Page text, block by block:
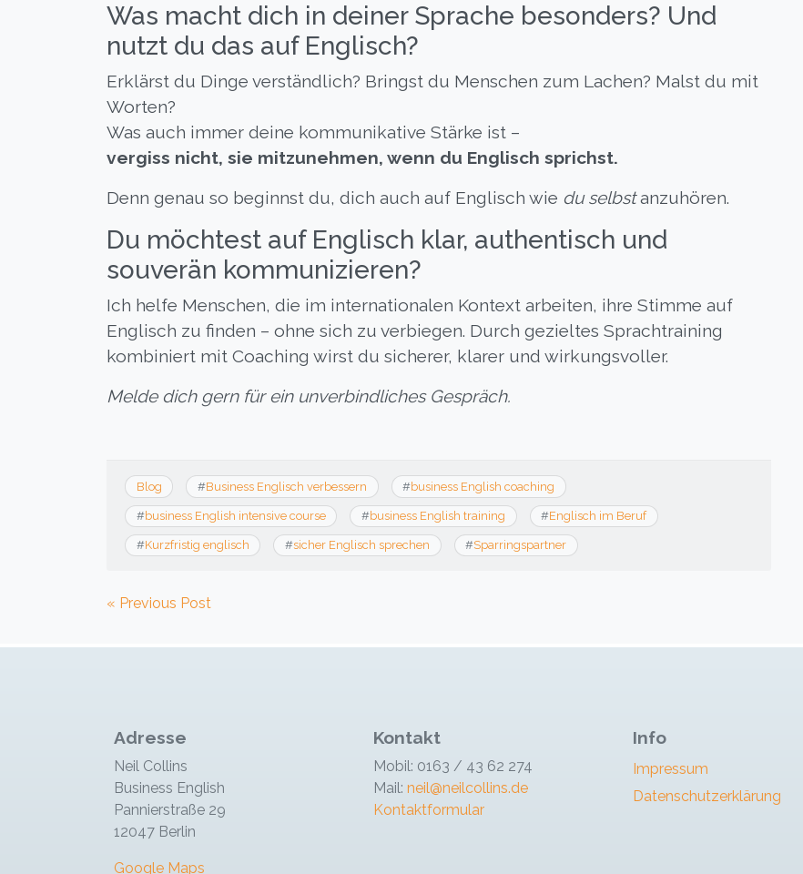
Was macht dich in deiner Sprache besonders? Und
nutzt du das auf Englisch?
Erklärst du Dinge verständlich? Bringst du Menschen zum Lachen? Malst du mit
Worten?
Was auch immer deine kommunikative Stärke ist –
vergiss nicht, sie mitzunehmen, wenn du Englisch sprichst.
Denn genau so beginnst du, dich auch auf Englisch wie du selbstanzuhören.
Du möchtest auf Englisch klar, authentisch und
souverän kommunizieren?
Ich helfe Menschen, die im internationalen Kontext arbeiten, ihre Stimme auf
Englisch zu finden – ohne sich zu verbiegen. Durch gezieltes Sprachtraining
kombiniert mit Coaching wirst du sicherer, klarer und wirkungsvoller.
Melde dich gern für ein unverbindliches Gespräch.
Blog #Business Englisch verbessern #business English coaching
#business English intensive course #business English training #Englisch im Beruf
#Kurzfristig englisch #sicher Englisch sprechen #Sparringspartner
Beitragsnavigation
« Previous Post
Adresse
Neil Collins
Business English
Pannierstraße 29
12047 Berlin
Google Maps
Kontakt
Mobil: 0163 / 43 62 274
Mail: neil@neilcollins.de
Kontaktformular
Info
Impressum
Datenschutzerklärung